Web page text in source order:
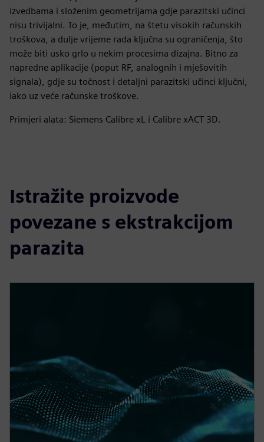
izvedbama i složenim geometrijama gdje parazitski učinci
nisu trivijalni. To je, međutim, na štetu visokih računskih
troškova, a dulje vrijeme rada ključna su ograničenja, što
može biti usko grlo u nekim procesima dizajna. Bitno za
napredne aplikacije (poput RF, analognih i mješovitih
signala), gdje su točnost i detaljni parazitski učinci ključni,
iako uz veće računske troškove.
Primjeri alata: Siemens Calibre xL i Calibre xACT 3D.
Istražite proizvode
povezane s ekstrakcijom
parazita